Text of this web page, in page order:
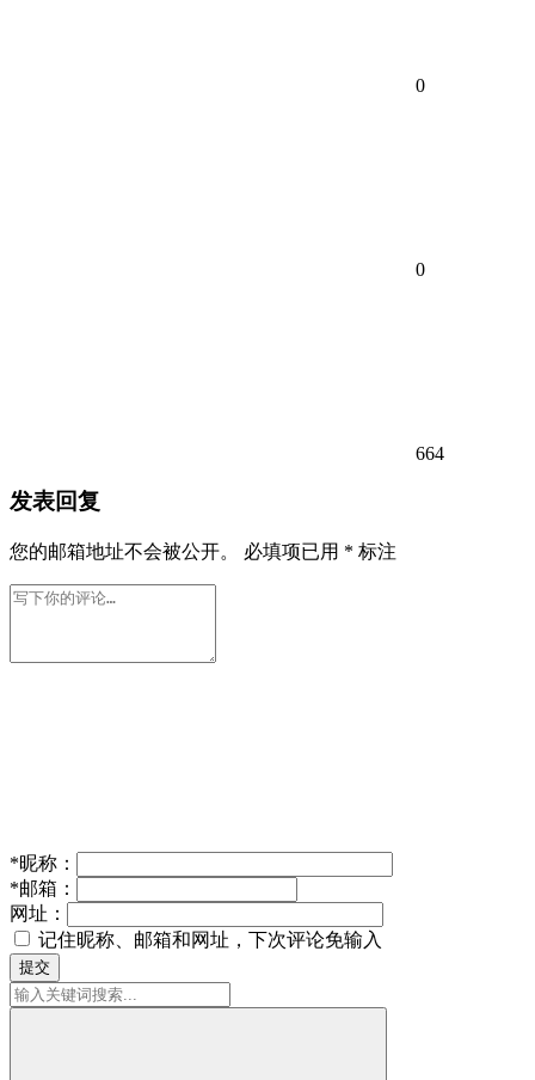
0
0
664
发表回复
您的邮箱地址不会被公开。 必填项已用 * 标注
*昵称：
*邮箱：
网址：
记住昵称、邮箱和网址，下次评论免输入
提交